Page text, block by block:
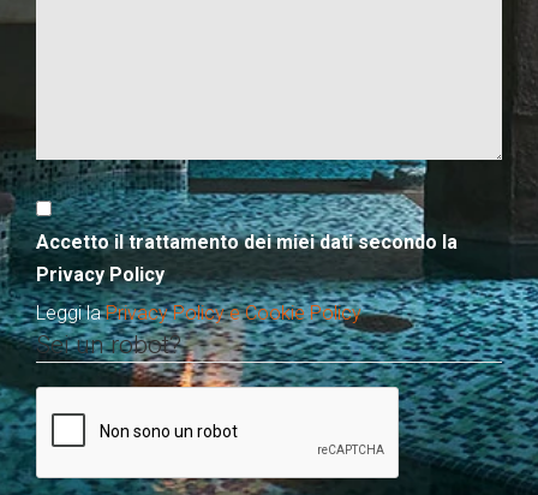
Accetto il trattamento dei miei dati secondo la
Privacy Policy
Leggi laPrivacy Policy e Cookie Policy
Sei un robot?